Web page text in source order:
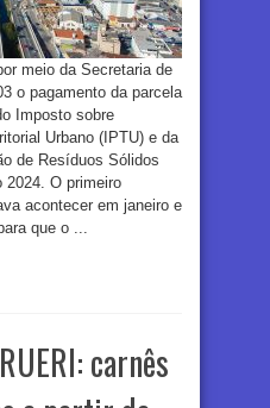
meio da Secretaria de
o pagamento da parcela
Imposto sobre
Urbano (IPTU) e da
de Resíduos Sólidos
2024. O primeiro
acontecer em janeiro e
que o ...
carnês